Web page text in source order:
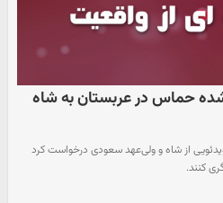
حماس در عربستان به شاه
از شاه و ولی‌عهد سعودی درخواست کرد
کنند.